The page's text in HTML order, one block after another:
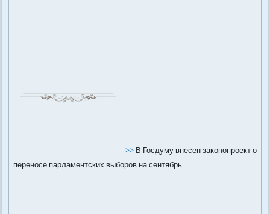
>>В Госдуму внесен законопроект о
переносе парламентских выборов на сентябрь